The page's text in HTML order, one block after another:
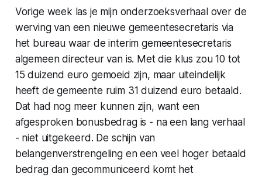
Vorige week las je mijn onderzoeksverhaal over de
werving van een nieuwe gemeentesecretaris via
het bureau waar de interim gemeentesecretaris
algemeen directeur van is. Met die klus zou 10 tot
15 duizend euro gemoeid zijn, maar uiteindelijk
heeft de gemeente ruim 31 duizend euro betaald.
Dat had nog meer kunnen zijn, want een
afgesproken bonusbedrag is - na een lang verhaal
- niet uitgekeerd. De schijn van
belangenverstrengeling en een veel hoger betaald
bedrag dan gecommuniceerd komt het